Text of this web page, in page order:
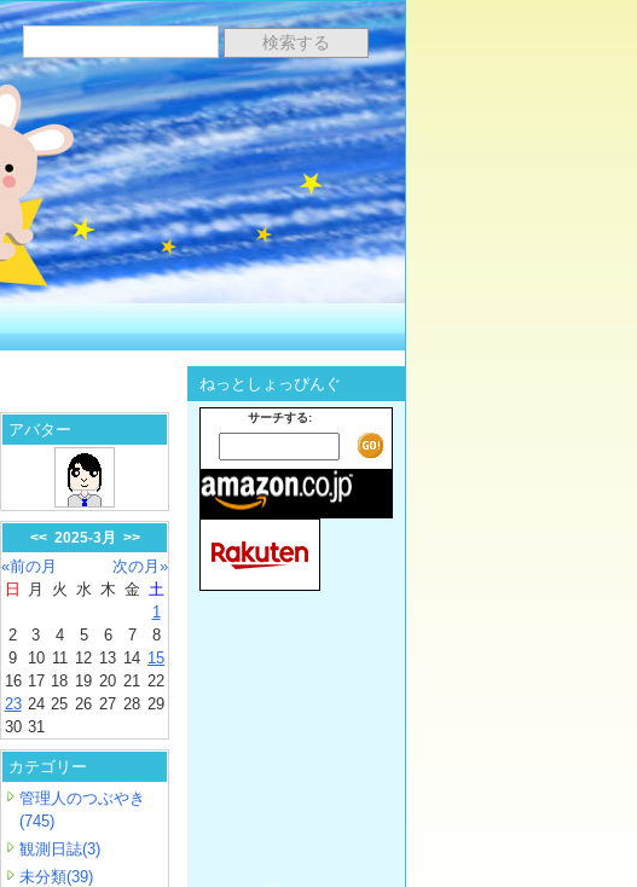
アバター
<< 2025-3月 >>
«前の月
次の月»
日
月 火 水 木 金 土
1
2
3 4 5 6 7
8
9
10 11 12 13 14 15
16 17 18 19 20 21 22
23 24 25 26 27 28 29
30 31
カテゴリー
管理人のつぶやき
(745)
観測日誌(3)
未分類(39)
ねっとしょっぴんぐ
サーチする: